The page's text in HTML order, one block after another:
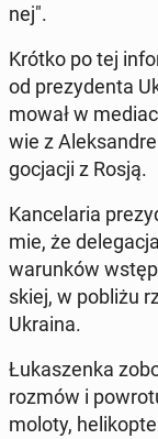
nej".
Krótko po tej
od pre­zy­den­ta
mo­wał w
wie z
go­cja­cji z Rosją.
Kan­ce­la­ria
mie, że
wa­run­ków
skiej, w pobliżu
Ukraina.
Łu­ka­szen­ka
rozmów i
mo­lo­ty,